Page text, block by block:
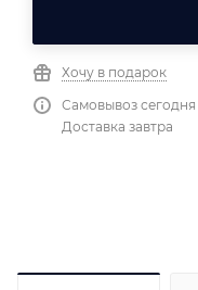
Хочу в подарок
Самовывоз сегодня
Доставка завтра